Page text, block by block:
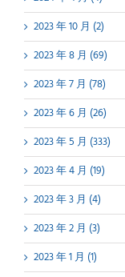
2023 年 10 月 (2)
2023 年 8 月 (69)
2023 年 7 月 (78)
2023 年 6 月 (26)
2023 年 5 月 (333)
2023 年 4 月 (19)
2023 年 3 月 (4)
2023 年 2 月 (3)
2023 年 1 月 (1)